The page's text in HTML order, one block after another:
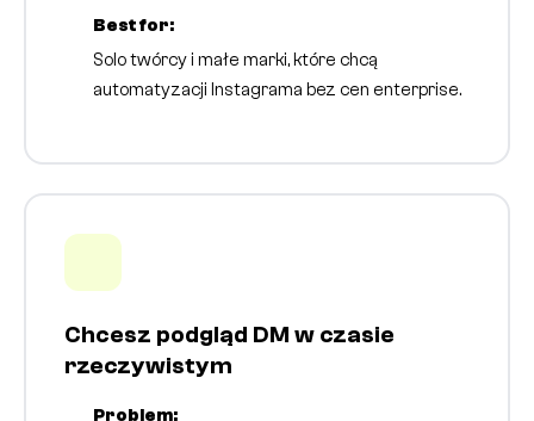
Best for:
Solo twórcy i małe marki, które chcą
automatyzacji Instagrama bez cen enterprise.
Chcesz podgląd DM w czasie
rzeczywistym
Problem: